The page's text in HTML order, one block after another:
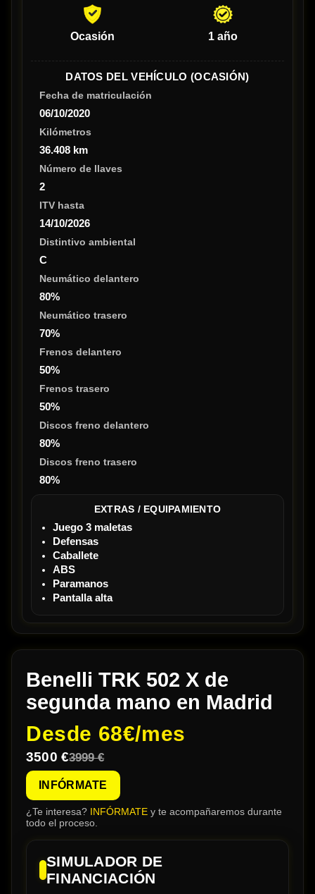
Ocasión 1 año
DATOS DEL VEHÍCULO (OCASIÓN)
Fecha de matriculación
06/10/2020
Kilómetros
36.408 km
Número de llaves
2
ITV hasta
14/10/2026
Distintivo ambiental
C
Neumático delantero
80%
Neumático trasero
70%
Frenos delantero
50%
Frenos trasero
50%
Discos freno delantero
80%
Discos freno trasero
80%
EXTRAS / EQUIPAMIENTO
Juego 3 maletas
Defensas
Caballete
ABS
Paramanos
Pantalla alta
Benelli TRK 502 X de
segunda mano en Madrid
Desde 68€/mes
3500 €3999 €
INFÓRMATE
¿Te interesa? INFÓRMATE y te acompañaremos durante
todo el proceso.
SIMULADOR DE
FINANCIACIÓN